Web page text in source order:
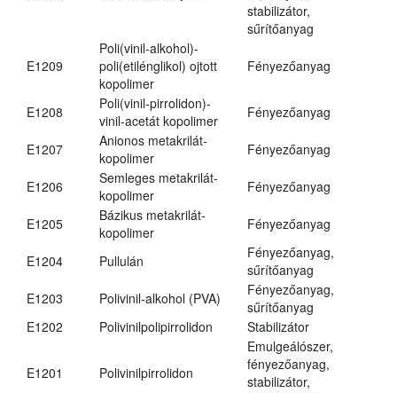
stabilizátor,
sűrítőanyag
E1209
Poli(vinil-alkohol)-
poli(etilénglikol) ojtott
kopolimer
Fényezőanyag
E1208
Poli(vinil-pirrolidon)-
vinil-acetát kopolimer
Fényezőanyag
E1207
Anionos metakrilát-
kopolimer
Fényezőanyag
E1206
Semleges metakrilát-
kopolimer
Fényezőanyag
E1205
Bázikus metakrilát-
kopolimer
Fényezőanyag
E1204 Pullulán
Fényezőanyag,
sűrítőanyag
E1203
Polivinil-alkohol (PVA)
Fényezőanyag,
sűrítőanyag
E1202
Polivinilpolipirrolidon Stabilizátor
E1201 Polivinilpirrolidon
Emulgeálószer,
fényezőanyag,
stabilizátor,